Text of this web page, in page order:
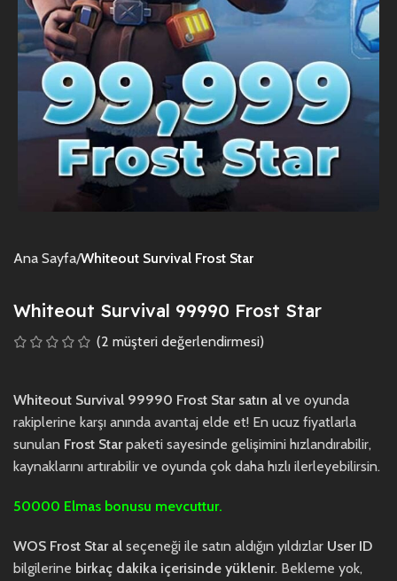
Ana Sayfa Whiteout Survival Frost Star
Whiteout Survival 99990 Frost Star
(2 müşteri değerlendirmesi)
Whiteout Survival 99990 Frost Star satın al ve oyunda
rakiplerine karşı anında avantaj elde et! En ucuz fiyatlarla
sunulan Frost Starpaketi sayesinde gelişimini hızlandırabilir,
kaynaklarını artırabilir ve oyunda çok daha hızlı ilerleyebilirsin.
50000 Elmas bonusu mevcuttur.
WOS Frost Star al seçeneği ile satın aldığın yıldızlar User ID
bilgilerine birkaç dakika içerisinde yüklenir. Bekleme yok,